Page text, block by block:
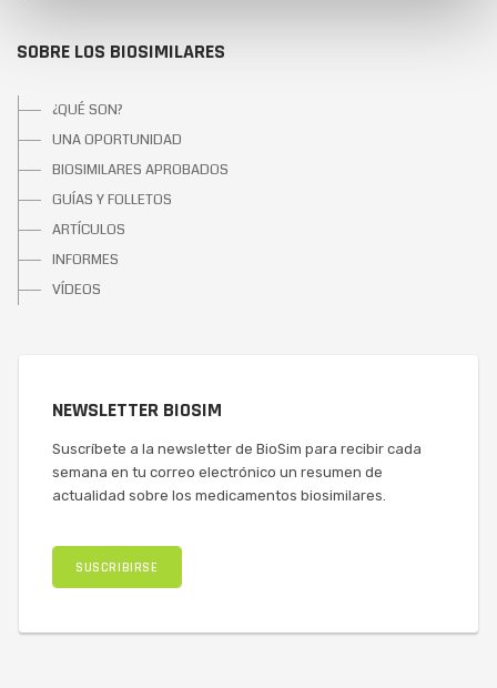
SOBRE LOS BIOSIMILARES
¿QUÉ SON?
UNA OPORTUNIDAD
BIOSIMILARES APROBADOS
GUÍAS Y FOLLETOS
ARTÍCULOS
INFORMES
VÍDEOS
NEWSLETTER BIOSIM
Suscríbete a la newsletter de BioSim para recibir cada
semana en tu correo electrónico un resumen de
actualidad sobre los medicamentos biosimilares.
SUSCRIBIRSE